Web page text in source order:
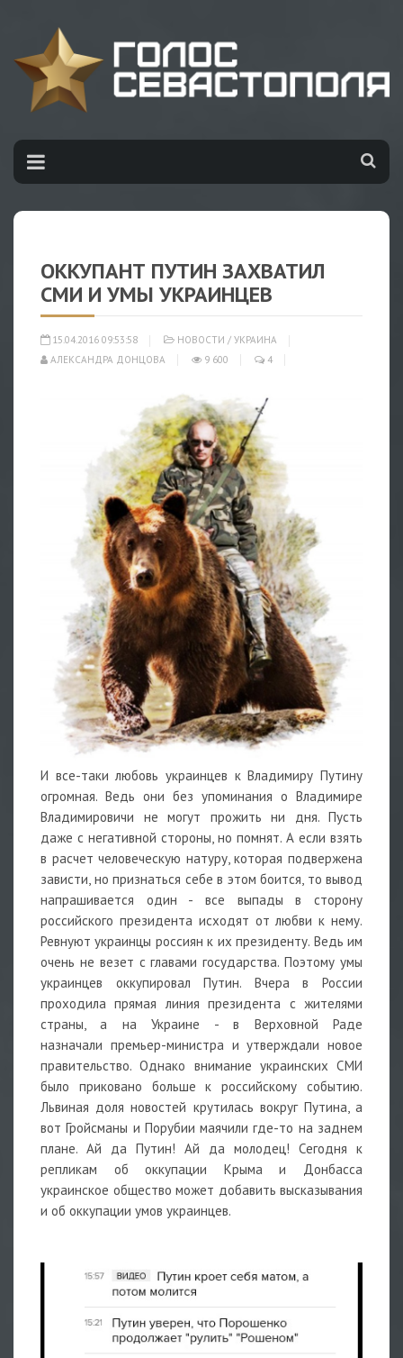
ОККУПАНТ ПУТИН ЗАХВАТИЛ
СМИ И УМЫ УКРАИНЦЕВ
15.04.2016 09:53:58 НОВОСТИ / УКРАИНА
АЛЕКСАНДРА ДОНЦОВА
9 600 4
И все-таки любовь украинцев к Владимиру Путину
огромная. Ведь они без упоминания о Владимире
Владимировичи не могут прожить ни дня. Пусть
даже с негативной стороны, но помнят. А если взять
в расчет человеческую натуру, которая подвержена
зависти, но признаться себе в этом боится, то вывод
напрашивается один - все выпады в сторону
российского президента исходят от любви к нему.
Ревнуют украинцы россиян к их президенту. Ведь им
очень не везет с главами государства. Поэтому умы
украинцев оккупировал Путин. Вчера в России
проходила прямая линия президента с жителями
страны, а на Украине - в Верховной Раде
назначали премьер-министра и утверждали новое
правительство. Однако внимание украинских СМИ
было приковано больше к российскому событию.
Львиная доля новостей крутилась вокруг Путина, а
вот Гройсманы и Порубии маячили где-то на заднем
плане. Ай да Путин! Ай да молодец! Сегодня к
репликам об оккупации Крыма и Донбасса
украинское общество может добавить высказывания
и об оккупации умов украинцев.